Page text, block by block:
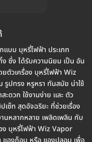
บบ บุหรี่ไฟฟ้า ประเภท
ซึ่ง ได้รับความนิยม เป็น อัน
ตัวเครื่อง บุหรี่ไฟฟ้า Wiz
รูปทรง หรูหรา ทันสมัย น่าใช้
ดวก ใช้งานง่าย และ ตัว
ซ็ท สุดอัจฉริยะ ที่ช่วยเรื่อง
นหลากหลาย เพลิดเพลิน กับ
ง บุหรี่ไฟฟ้า Wiz Vapor